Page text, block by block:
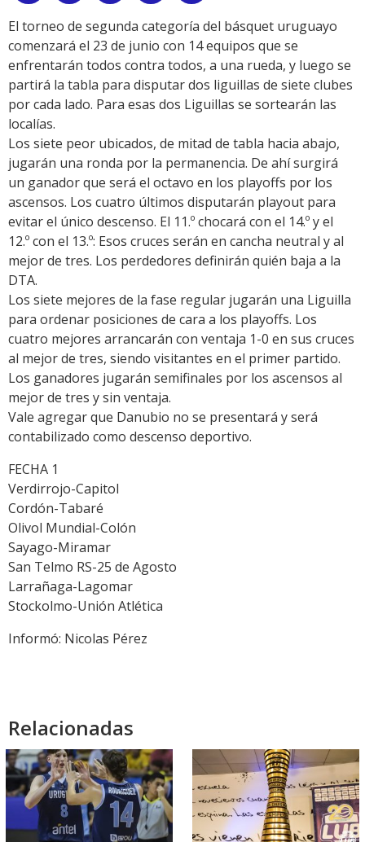
Link
El torneo de segunda categoría del básquet uruguayo
comenzará el 23 de junio con 14 equipos que se
enfrentarán todos contra todos, a una rueda, y luego se
partirá la tabla para disputar dos liguillas de siete clubes
por cada lado. Para esas dos Liguillas se sortearán las
localías.
Los siete peor ubicados, de mitad de tabla hacia abajo,
jugarán una ronda por la permanencia. De ahí surgirá
un ganador que será el octavo en los playoffs por los
ascensos. Los cuatro últimos disputarán playout para
evitar el único descenso. El 11.º chocará con el 14.º y el
12.º con el 13.º: Esos cruces serán en cancha neutral y al
mejor de tres. Los perdedores definirán quién baja a la
DTA.
Los siete mejores de la fase regular jugarán una Liguilla
para ordenar posiciones de cara a los playoffs. Los
cuatro mejores arrancarán con ventaja 1-0 en sus cruces
al mejor de tres, siendo visitantes en el primer partido.
Los ganadores jugarán semifinales por los ascensos al
mejor de tres y sin ventaja.
Vale agregar que Danubio no se presentará y será
contabilizado como descenso deportivo.
FECHA 1
Verdirrojo-Capitol
Cordón-Tabaré
Olivol Mundial-Colón
Sayago-Miramar
San Telmo RS-25 de Agosto
Larrañaga-Lagomar
Stockolmo-Unión Atlética
Informó: Nicolas Pérez
Relacionadas